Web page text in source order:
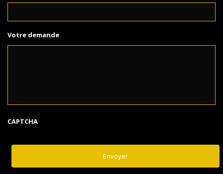
Votre demande
CAPTCHA